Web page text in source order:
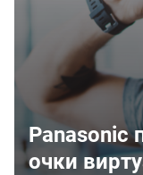
Panasonic
очки